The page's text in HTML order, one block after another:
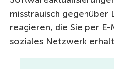
misstrauisch gegenüber
reagieren, die Sie per
soziales Netzwerk